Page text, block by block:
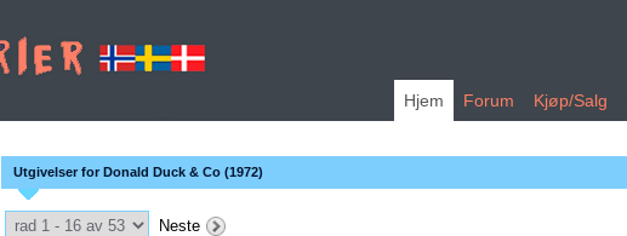
Hjem Forum Kjøp/Salg
Utgivelser for Donald Duck & Co (1972)
Select Pagination
Neste